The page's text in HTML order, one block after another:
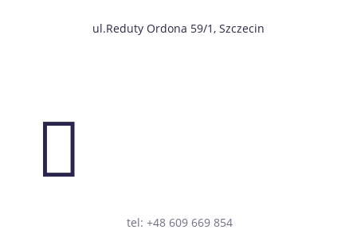
ul.Reduty Ordona 59/1, Szczecin

tel: +48 609 669 854